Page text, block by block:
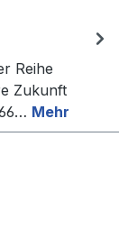
Reihe
Zukunft
Mehr